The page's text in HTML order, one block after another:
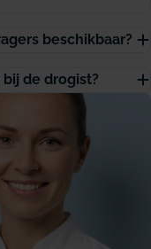
beschikbaar?
de drogist?